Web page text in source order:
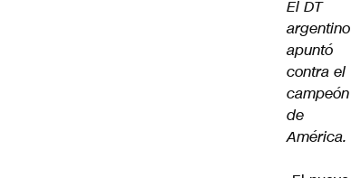
El DT
argentino
apuntó
contra el
campeón
de
América.